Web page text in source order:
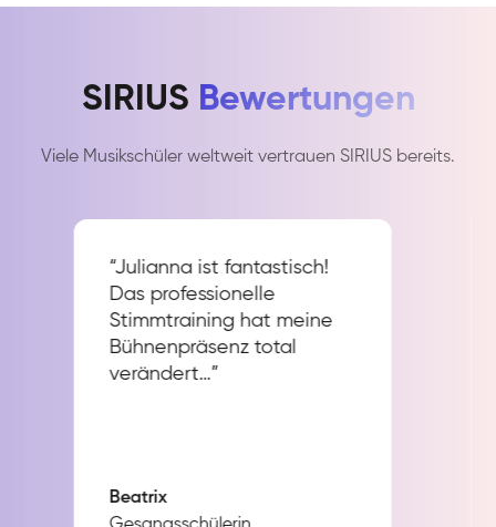
SIRIUS Bewertungen
Viele Musikschüler weltweit vertrauen SIRIUS bereits.
“Julianna ist fantastisch!
Das professionelle
Stimmtraining hat meine
Bühnenpräsenz total
verändert…”
Beatrix